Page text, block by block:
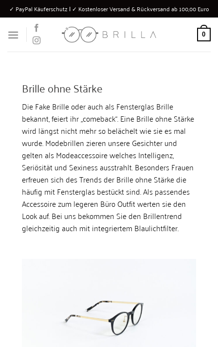
Zum
Inhalt
springen
✓ PayPal Käuferschutz Ι ✓ Kostenloser Versand & Rückversand ab 100,00 Euro
0
Brille ohne Stärke
Die Fake Brille oder auch als Fensterglas Brille
bekannt, feiert ihr „comeback“. Eine Brille ohne Stärke
wird längst nicht mehr so belächelt wie sie es mal
wurde. Modebrillen zieren unsere Gesichter und
gelten als Modeaccessoire welches Intelligenz,
Seriösität und Sexiness ausstrahlt. Besonders Frauen
erfreuen sich des Trends der Brille ohne Stärke die
häufig mit Fensterglas bestückt sind. Als passendes
Accessoire zum legeren Büro Outfit werten sie den
Look auf. Bei uns bekommen Sie den Brillentrend
gleichzeitig auch mit integriertem Blaulichtfilter.